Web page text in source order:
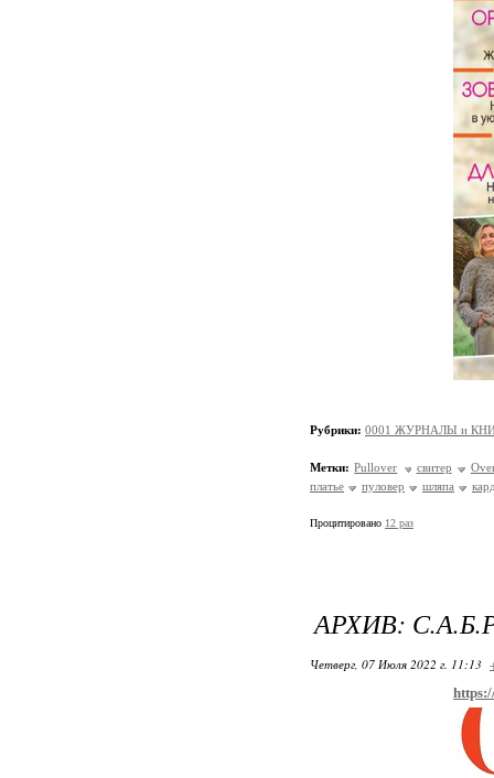
Рубрики: 0001 ЖУРНАЛЫ и
Метки: Pullover свитер
платье
пуловер шляпа
Процитировано 12 раз
АРХИВ:
Четверг, 07 Июля 2022 г. 11:13